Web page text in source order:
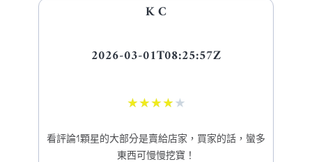
K C
2026-03-01T08:25:57Z
★★★★ ★
看評論1顆星的大部分是賣給店家，買家的話，蠻多
東西可慢慢挖寶！